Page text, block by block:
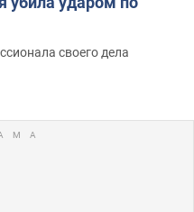
своего дела